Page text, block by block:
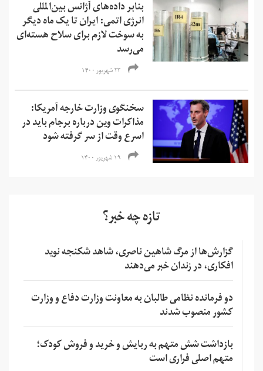
بنابر داده‌های آژانس بین‌المللی
انرژی اتمی: ایران تا یک ماه دیگر
به سوخت لازم برای سلاح هسته‌ای
می‌رسد
۲۳ شهریور ۱۴۰۰
سخنگوی وزارت خارجه آمریکا:
مذاکرات وین درباره برجام باید در
اسرع وقت از سر گرفته شود
۱۹ شهریور ۱۴۰۰
تازه چه خبر؟
گزارش‌ها از مرگ شاهین ناصری، شاهد شکنجه نوید
افکاری، در زندان خبر می‌دهند
دو فرمانده نظامی طالبان به معاونت وزارت دفاع و وزارت
کشور منصوب شدند
بازداشت شش متهم به ربایش و خرید و فروش کودک؛
متهم اصلی فراری است